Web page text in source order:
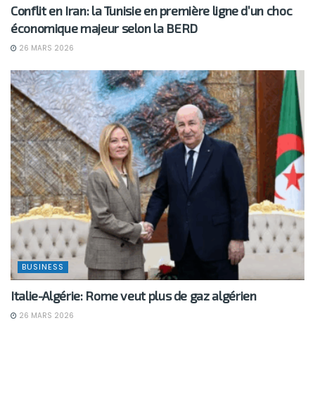
Conflit en Iran: la Tunisie en première ligne d’un choc
économique majeur selon la BERD
26 MARS 2026
BUSINESS
Italie-Algérie: Rome veut plus de gaz algérien
26 MARS 2026